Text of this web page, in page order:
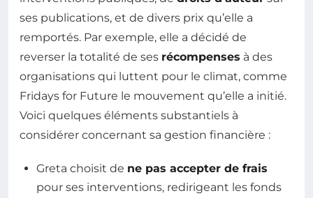
ses publications, et de divers prix qu’elle a
remportés. Par exemple, elle a décidé de
reverser la totalité de ses récompenses à des
organisations qui luttent pour le climat, comme
Fridays for Future le mouvement qu’elle a initié.
Voici quelques éléments substantiels à
considérer concernant sa gestion financière :
Greta choisit de ne pas accepter de frais
pour ses interventions, redirigeant les fonds